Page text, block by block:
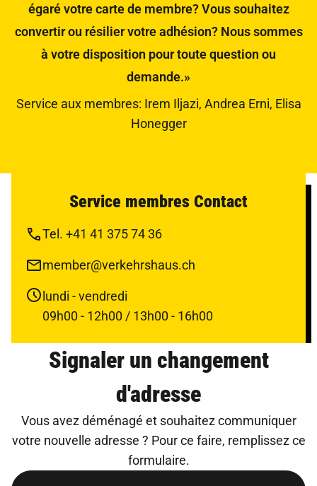
égaré votre carte de membre? Vous souhaitez
convertir ou résilier votre adhésion? Nous sommes
à votre disposition pour toute question ou
demande.»
Service aux membres: Irem Iljazi, Andrea Erni, Elisa
Honegger
Service membres Contact
Tel. +41 41 375 74 36
member@verkehrshaus.ch
lundi - vendredi
09h00 - 12h00 / 13h00 - 16h00
Signaler un changement
d'adresse
Vous avez déménagé et souhaitez communiquer
votre nouvelle adresse ? Pour ce faire, remplissez ce
formulaire.